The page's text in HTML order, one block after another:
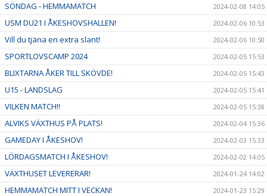
SÖNDAG - HEMMAMATCH 2024-02-08 14:05
USM DU21 I ÅKESHOVSHALLEN! 2024-02-06 10:53
Vill du tjäna en extra slant! 2024-02-06 10:50
SPORTLOVSCAMP 2024 2024-02-05 15:53
BLIXTARNA ÅKER TILL SKÖVDE! 2024-02-05 15:43
U15 - LANDSLAG 2024-02-05 15:41
VILKEN MATCH!! 2024-02-05 15:38
ALVIKS VÄXTHUS PÅ PLATS! 2024-02-04 15:36
GAMEDAY I ÅKESHOV! 2024-02-03 15:33
LÖRDAGSMATCH I ÅKESHOV! 2024-02-02 14:05
VÄXTHUSET LEVERERAR! 2024-01-24 14:02
HEMMAMATCH MITT I VECKAN! 2024-01-23 15:29